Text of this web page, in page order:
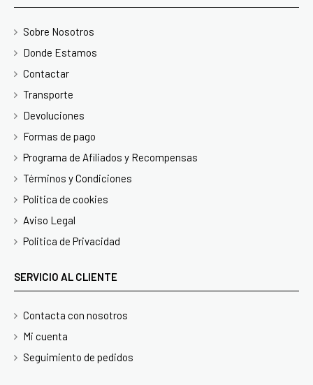
Sobre Nosotros
Donde Estamos
Contactar
Transporte
Devoluciones
Formas de pago
Programa de Afiliados y Recompensas
Términos y Condiciones
Politica de cookies
Aviso Legal
Politica de Privacidad
SERVICIO AL CLIENTE
Contacta con nosotros
Mi cuenta
Seguimiento de pedidos